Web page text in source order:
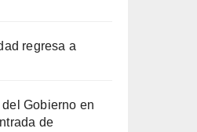
regresa a
Gobierno en
de